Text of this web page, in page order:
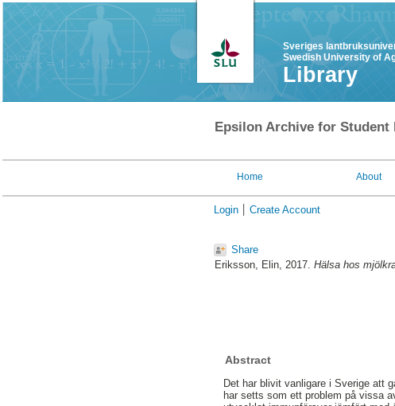
Sveriges
Swedish University of
Library
Epsilon Archive for Student
Home About
Login Create Account
Share
Eriksson, Elin, 2017. Hälsa hos
Abstract
Det har blivit vanligare i Sverige att
har setts som ett problem på vissa